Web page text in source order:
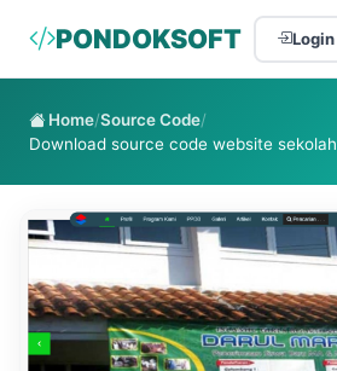
PONDOKSOFT Login
Home/Source Code/
Download source code website sekolah